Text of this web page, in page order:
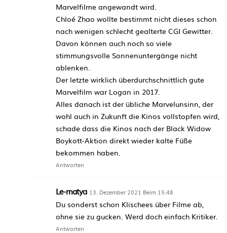
Marvelfilme angewandt wird.
Chloé Zhao wollte bestimmt nicht dieses schon
nach wenigen schlecht gealterte CGI Gewitter.
Davon können auch noch so viele
stimmungsvolle Sonnenuntergänge nicht
ablenken.
Der letzte wirklich überdurchschnittlich gute
Marvelfilm war Logan in 2017.
Alles danach ist der übliche Marvelunsinn, der
wohl auch in Zukunft die Kinos vollstopfen wird,
schade dass die Kinos nach der Black Widow
Boykott-Aktion direkt wieder kalte Füße
bekommen haben.
Antworten
Le-matya 13. Dezember 2021 Beim 15:48
Du sonderst schon Klischees über Filme ab,
ohne sie zu gucken. Werd doch einfach Kritiker.
Antworten